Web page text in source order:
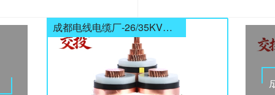
成都电线电缆厂-26/35KV高压电缆